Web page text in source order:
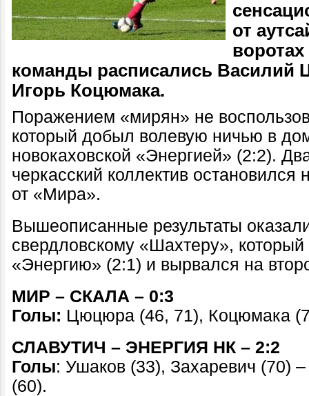
от
воротах
команды расписались
Игорь Коцюмака.
Поражением «мирян» не
который добыл волевую ничью в
новокаховской «Энергией» (2:2).
черкасский коллектив остановился
от «Мира».
Вышеописанные результаты
свердловскому «Шахтеру»,
«Энергию» (2:1) и вырвался на
МИР – СКАЛА – 0:3
Голы: Цюцюра (46, 71), Коцюмака
СЛАВУТИЧ – ЭНЕРГИЯ НК – 2:2
Голы: Ушаков (33), Захаревич (70)
(60).